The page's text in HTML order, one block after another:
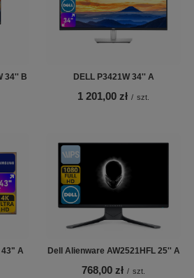
34'' B DELL P3421W 34'' A
1 201,00 zł / szt.
43" A Dell Alienware AW2521HFL 25'' A
768,00 zł / szt.